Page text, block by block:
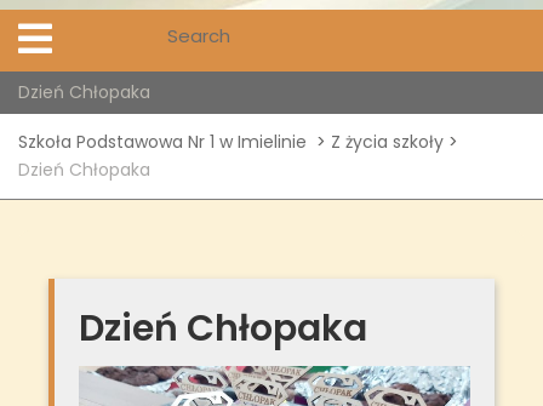
Open
Menu
Dzień Chłopaka
Szkoła Podstawowa Nr 1 w Imielinie > Z życia szkoły >
Dzień Chłopaka
Dzień Chłopaka